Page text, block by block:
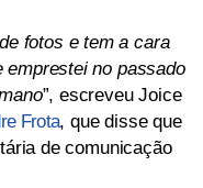
fotos e tem a cara
emprestei no passado
”, escreveu Joice
Frota, que disse que
de comunicação